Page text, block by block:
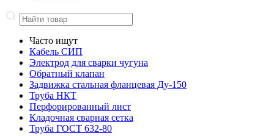
Часто ищут
Кабель СИП
Электрод для сварки чугуна
Обратный клапан
Задвижка стальная фланцевая Ду-150
Труба НКТ
Перфорированный лист
Кладочная сварная сетка
Труба ГОСТ 632-80